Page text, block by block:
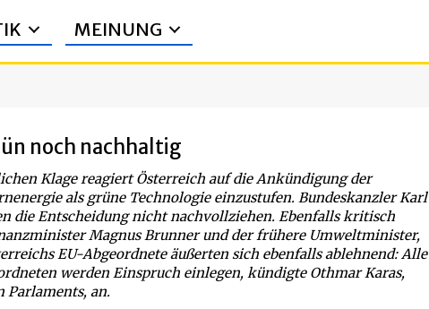
MEINUNG
noch nachhaltig
Klage reagiert Österreich auf die Ankündigung der
als grüne Technologie einzustufen. Bundeskanzler Karl
die Entscheidung nicht nachvollziehen. Ebenfalls kritisch
Magnus Brunner und der frühere Umweltminister,
EU-Abgeordnete äußerten sich ebenfalls ablehnend: Alle
werden Einspruch einlegen, kündigte Othmar Karas,
Parlaments, an.